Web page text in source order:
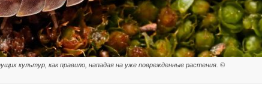
культур, как правило, нападая на уже поврежденные растения. ©